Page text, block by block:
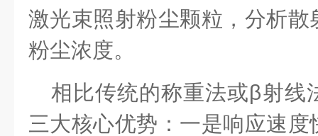
激光束照射粉尘颗粒，分析
粉尘浓度。
相比传统的称重法或β射线
三大核心优势：一是响应速